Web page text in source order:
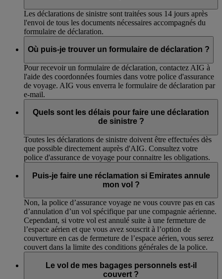
Les déclarations de sinistre sont traitées sous 14 jours après
l'envoi de tous les documents nécessaires accompagnés du
formulaire de déclaration.
Où puis-je trouver un formulaire de déclaration ?
Pour recevoir un formulaire de déclaration, contactez AIG à
l'aide des coordonnées fournies dans votre police d'assurance
de voyage. AIG vous enverra le formulaire de déclaration par
e-mail.
Quels sont les délais pour faire une déclaration
de sinistre ?
Toutes les déclarations de sinistre doivent être effectuées dès
que possible directement auprès d'AIG. Consultez votre
police d'assurance de voyage pour connaitre les obligations.
Puis-je faire une réclamation si Emirates annule
mon vol ?
Non, la police d’assurance voyage ne vous couvre pas en cas
d’annulation d’un vol spécifique par une compagnie aérienne.
Cependant, si votre vol est annulé suite à une fermeture de
l’espace aérien et que vous avez souscrit à l’option de
couverture en cas de fermeture de l’espace aérien, vous serez
couvert dans la limite des conditions générales de la police.
Le vol de mes bagages personnels est-il
couvert ?